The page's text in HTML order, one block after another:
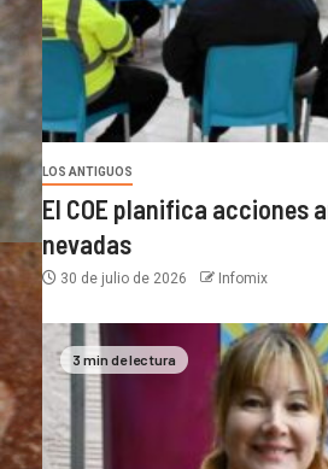
LOS ANTIGUOS
El COE planifica acciones
nevadas
30 de julio de 2026 Infomix
3 min de lectura